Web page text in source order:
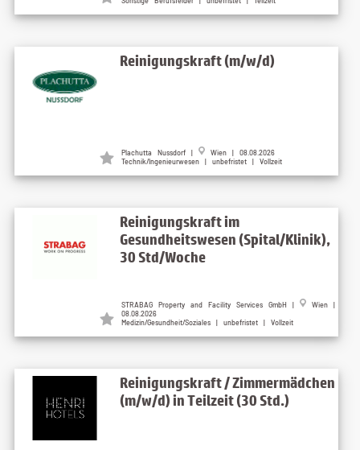
Reinigungskraft (m/w/d)
Plachutta Nussdorf |
Wien | 08.08.2026
Technik/Ingenieurwesen | unbefristet | Vollzeit
Reinigungskraft im
Gesundheitswesen (Spital/Klinik),
30 Std/Woche
STRABAG Property and Facility Services GmbH |
Wien |
08.08.2026
Medizin/Gesundheit/Soziales | unbefristet | Vollzeit
Reinigungskraft / Zimmermädchen
(m/w/d) in Teilzeit (30 Std.)